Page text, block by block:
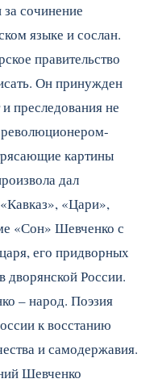
сочинение
языке и сослан.
правительство
Он принужден
преследования не
картины
дал
«Цари»,
«Сон» Шевченко с
его придворных
дворянской России.
– народ. Поэзия
к восстанию
и самодержавия.
Шевченко